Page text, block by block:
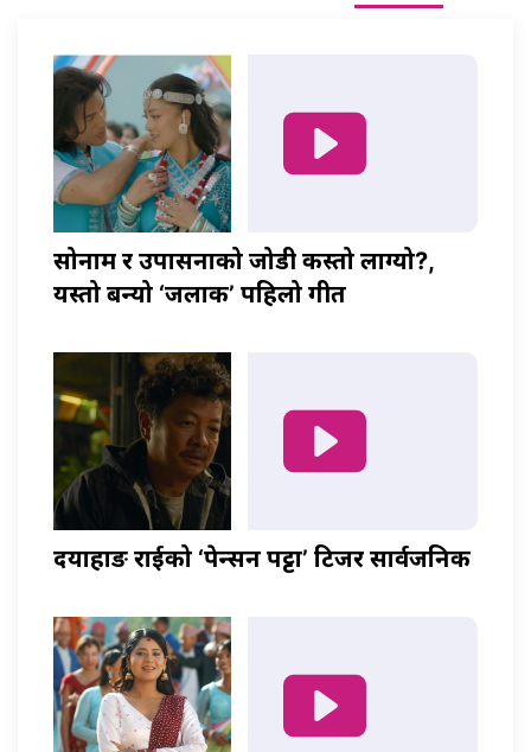
सोनाम र उपासनाको जोडी कस्तो लाग्यो?,
यस्तो बन्यो ‘जलाकी’ पहिलो गीत
दयाहाङ राईको ‘पेन्सन पट्टा’ टिजर सार्वजनिक